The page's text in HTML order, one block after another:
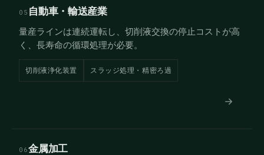
05 自動車・輸送産業
量産ラインは連続運転し、切削液交換の停止コストが高
く、長寿命の循環処理が必要。
切削液浄化装置 スラッジ処理・精密ろ過
06金属加工